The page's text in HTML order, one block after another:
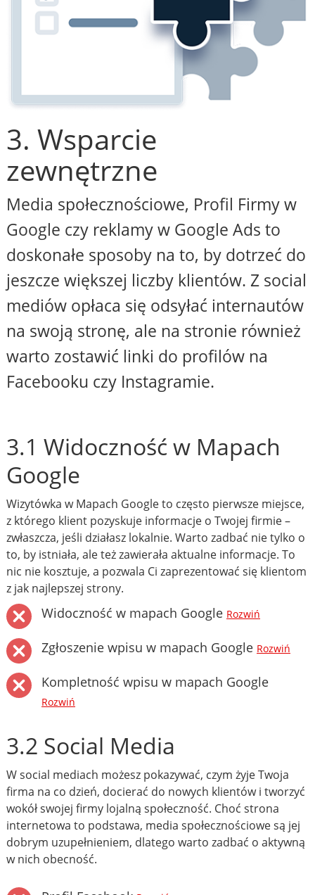
3. Wsparcie
zewnętrzne
Media społecznościowe, Profil Firmy w
Google czy reklamy w Google Ads to
doskonałe sposoby na to, by dotrzeć do
jeszcze większej liczby klientów. Z social
mediów opłaca się odsyłać internautów
na swoją stronę, ale na stronie również
warto zostawić linki do profilów na
Facebooku czy Instagramie.
3.1 Widoczność w Mapach
Google
Wizytówka w Mapach Google to często pierwsze miejsce,
z którego klient pozyskuje informacje o Twojej firmie –
zwłaszcza, jeśli działasz lokalnie. Warto zadbać nie tylko o
to, by istniała, ale też zawierała aktualne informacje. To
nic nie kosztuje, a pozwala Ci zaprezentować się klientom
z jak najlepszej strony.
Widoczność w mapach Google Rozwiń
Zgłoszenie wpisu w mapach Google Rozwiń
Kompletność wpisu w mapach Google
Rozwiń
3.2 Social Media
W social mediach możesz pokazywać, czym żyje Twoja
firma na co dzień, docierać do nowych klientów i tworzyć
wokół swojej firmy lojalną społeczność. Choć strona
internetowa to podstawa, media społecznościowe są jej
dobrym uzupełnieniem, dlatego warto zadbać o aktywną
w nich obecność.